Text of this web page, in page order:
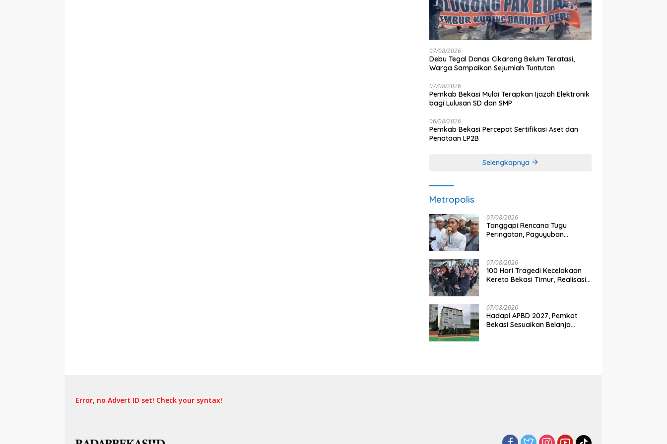
07/08/2026
Debu Tegal Danas Cikarang Belum Teratasi,
Warga Sampaikan Sejumlah Tuntutan
07/08/2026
Pemkab Bekasi Mulai Terapkan Ijazah Elektronik
bagi Lulusan SD dan SMP
06/08/2026
Pemkab Bekasi Percepat Sertifikasi Aset dan
Penataan LP2B
Selengkapnya
Metropolis
07/08/2026
Tanggapi Rencana Tugu
Peringatan, Paguyuban
Perbaikan Sistem Keselamatan
Lebih Dulu
07/08/2026
100 Hari Tragedi Kecelakaan
Kereta Bekasi Timur, Realisasi
07/08/2026
Hadapi APBD 2027, Pemkot
Bekasi Sesuaikan Belanja
Error, no Advert ID set! Check your syntax!